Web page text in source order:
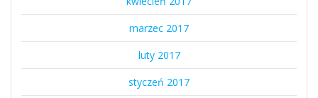
marzec 2017
luty 2017
styczeń 2017